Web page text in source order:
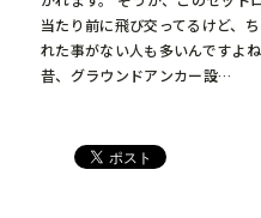
当たり前に飛び交ってるけど、
れた事がない人も多いんですよ
昔、グラウンドアンカー設…